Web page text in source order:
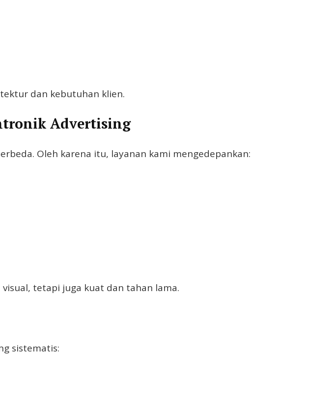
dan kebutuhan klien.
Advertising
Oleh karena itu, layanan kami mengedepankan:
tetapi juga kuat dan tahan lama.
sistematis: